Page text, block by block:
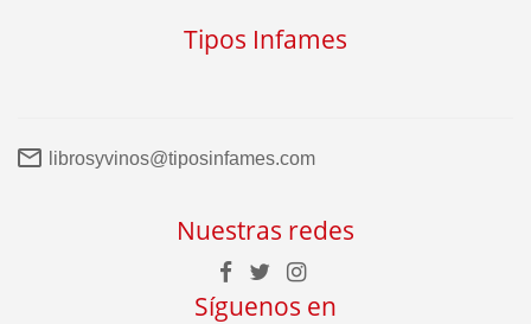
Tipos Infames
librosyvinos@tiposinfames.com
Nuestras redes
Síguenos en